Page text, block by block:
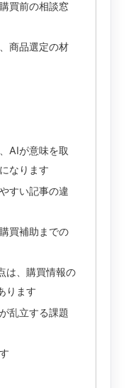
買前の相談窓
商品選定の材
AIが意味を取
なります
すい記事の違
買補助までの
は、購買情報の
ります
乱立する課題